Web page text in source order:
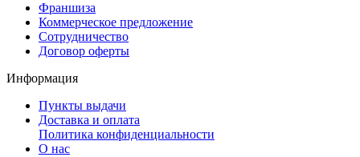
Франшиза
Коммерческое предложение
Сотрудничество
Договор оферты
Информация
Пункты выдачи
Доставка и оплата
Политика конфиденциальности
О нас